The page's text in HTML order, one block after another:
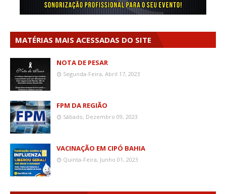
MATÉRIAS MAIS ACESSADAS DO SITE
NOTA DE PESAR
Segunda-Feira, Abril 17, 2023
FPM DA REGIÃO
Sábado, Dezembro 09, 2023
VACINAÇÃO EM CIPÓ BAHIA
Quinta-Feira, Junho 01, 2023